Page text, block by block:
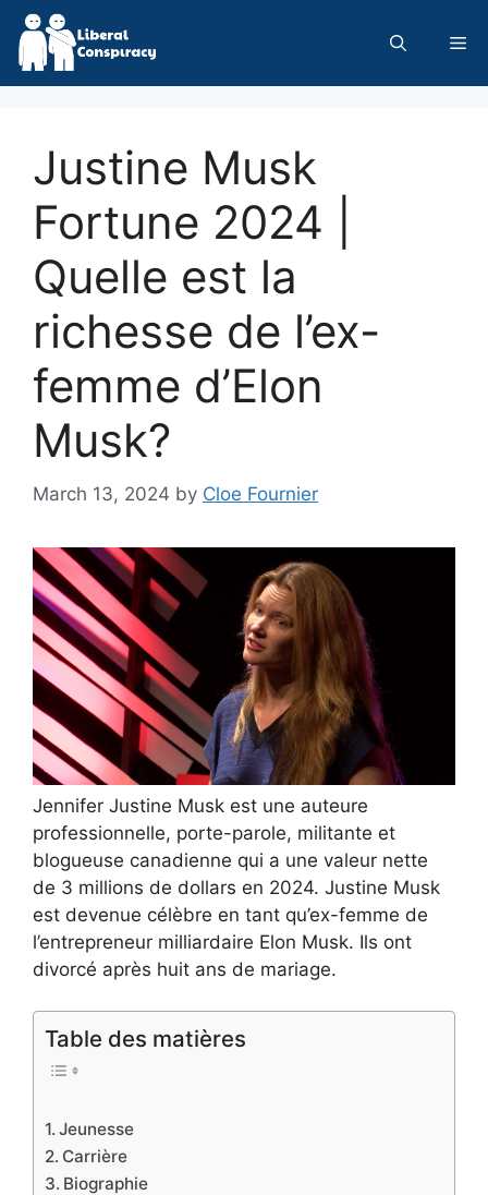
Skip
content
Justine Musk
Fortune 2024 |
Quelle est la
richesse de l’ex-
femme d’Elon
Musk?
March 13, 2024 by Cloe Fournier
Jennifer Justine Musk est une auteure
professionnelle, porte-parole, militante et
blogueuse canadienne qui a une valeur nette
de 3 millions de dollars en 2024. Justine Musk
est devenue célèbre en tant qu’ex-femme de
l’entrepreneur milliardaire Elon Musk. Ils ont
divorcé après huit ans de mariage.
Table des matières
Jeunesse
Carrière
Biographie